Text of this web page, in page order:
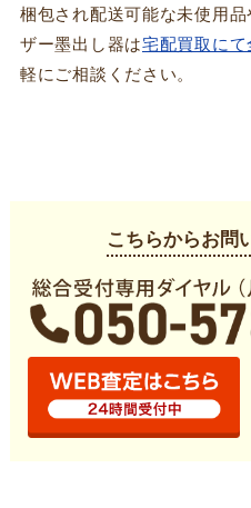
梱包され配送可能な未使用
ザー墨出し器は宅配買取にて
軽にご相談ください。
こちらからお問